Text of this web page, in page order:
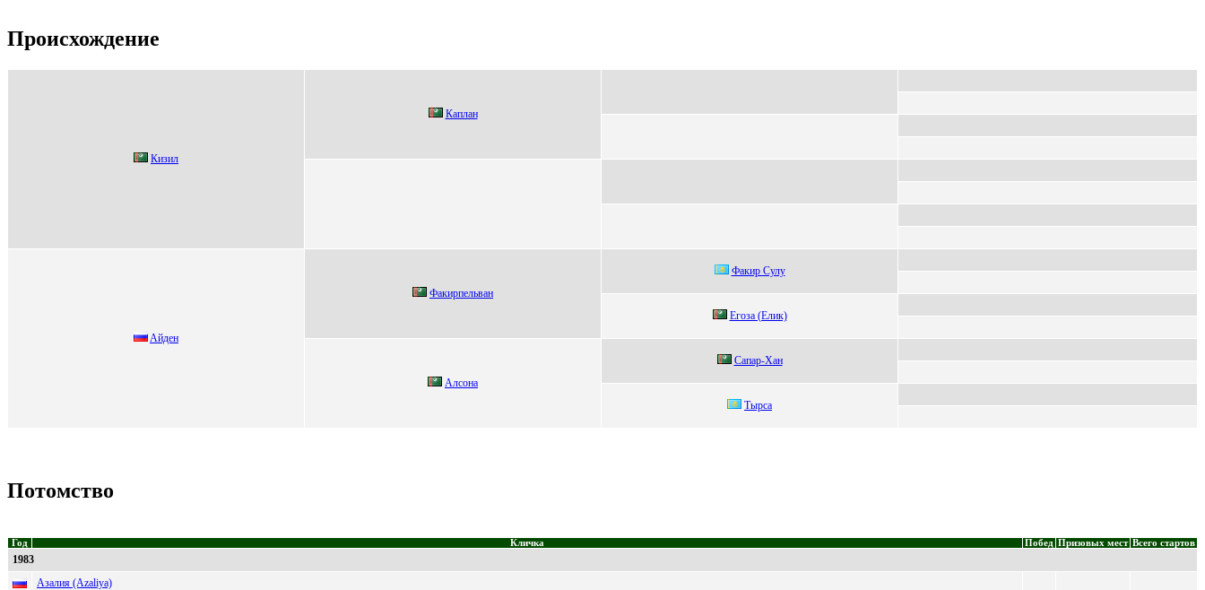
Происхождение
Кизил
Каплан
Aйден
Факиpпельван
Фaкир Сулу
Егoзa (Елик)
Алсона
Сaпaр-Xaн
Tыpca
Потомство
Год Кличка Побед Призовых мест Всего стартов
1983
Азалия (Azaliya)